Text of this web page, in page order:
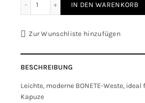
IN DEN WARENKORB
Zur Wunschliste hinzufügen
BESCHREIBUNG
Leichte, moderne BONETE-Weste,
Kapuze